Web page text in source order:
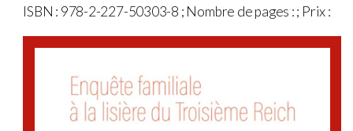
ISBN : 978-2-227-50303-8 ; Nombre de pages : ; Prix :